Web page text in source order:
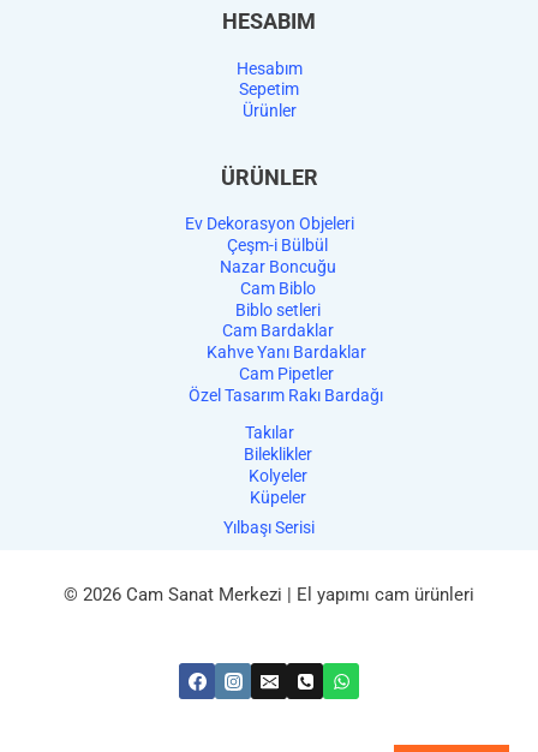
HESABIM
Hesabım
Sepetim
Ürünler
ÜRÜNLER
Ev Dekorasyon Objeleri
Çeşm-i Bülbül
Nazar Boncuğu
Cam Biblo
Biblo setleri
Cam Bardaklar
Kahve Yanı Bardaklar
Cam Pipetler
Özel Tasarım Rakı Bardağı
Takılar
Bileklikler
Kolyeler
Küpeler
Yılbaşı Serisi
© 2026 Cam Sanat Merkezi | El yapımı cam ürünleri